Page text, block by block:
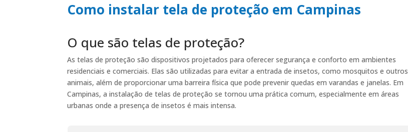
Como instalar tela de proteção em Campinas
O que são telas de proteção?
As telas de proteção são dispositivos projetados para oferecer segurança e conforto em ambientes
residenciais e comerciais. Elas são utilizadas para evitar a entrada de insetos, como mosquitos e outros
animais, além de proporcionar uma barreira física que pode prevenir quedas em varandas e janelas. Em
Campinas, a instalação de telas de proteção se tornou uma prática comum, especialmente em áreas
urbanas onde a presença de insetos é mais intensa.